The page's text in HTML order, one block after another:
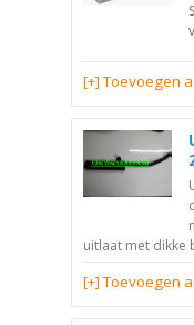
[+] Toevoegen
uitlaat met dikke
[+] Toevoegen